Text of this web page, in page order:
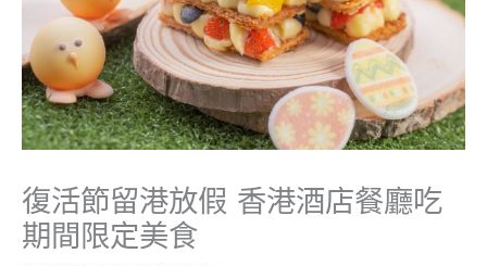
復活節留港放假 香港酒店餐廳吃
期間限定美食